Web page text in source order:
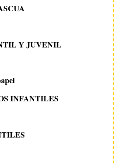
Y JUVENIL
INFANTILES